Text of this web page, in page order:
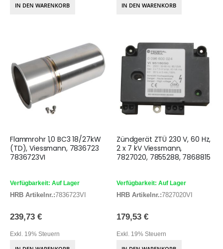
IN DEN WARENKORB IN DEN WARENKORB
Flammrohr 1,0 BC3 18/27kW
(TD), Viessmann, 7836723
7836723VI
Verfügbarkeit: Auf Lager
HRB Artikelnr.:7836723VI
239,73 €
Exkl. 19% Steuern
Zündgerät ZTÜ 230 V, 60 Hz,
2 x 7 kV Viessmann,
7827020, 7855288, 7868815
Verfügbarkeit: Auf Lager
HRB Artikelnr.:7827020VI
179,53 €
Exkl. 19% Steuern